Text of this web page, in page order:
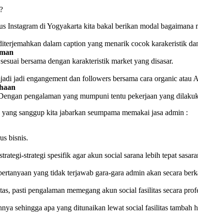
di Yogyakarta kita bakal berikan modal bagaimana
dalam caption yang menarik cocok karakeristik
bersama dengan karakteristik market yang disasar.
jadi engangement dan followers bersama cara organic atau
pengalaman yang mumpuni tentu pekerjaan yang
sanggup kita jabarkan seumpama memakai jasa admin :
bisnis.
strategi spesifik agar akun social sarana lebih tepat
yang tidak terjawab gara-gara admin akan secara
pasti pengalaman memegang akun social fasilitas secara
sehingga apa yang ditunaikan lewat social fasilitas tambah